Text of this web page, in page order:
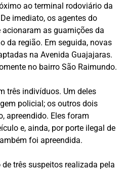
ao terminal rodoviário da
imediato, os agentes do
acionaram as guarnições da
da região. Em seguida, novas
na Avenida Guajajaras.
no bairro São Raimundo.
três indivíduos. Um deles
policial; os outros dois
apreendido. Eles foram
e, ainda, por porte ilegal de
foi apreendida.
três suspeitos realizada pela